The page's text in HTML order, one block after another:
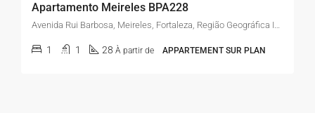
Apartamento Meireles BPA228
Avenida Rui Barbosa, Meireles, Fortaleza, Região Geográfica Imediata de Fortaleza, Região Geográfica Intermediária de Fortaleza, Ceará, 60115-220, Brasil
1 1 28 À partir de APPARTEMENT SUR PLAN